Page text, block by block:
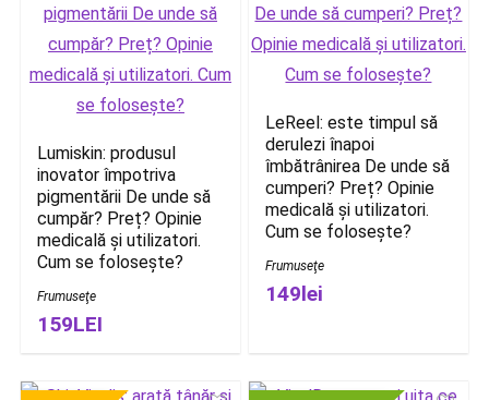
Lumiskin: produsul
inovator împotriva
pigmentării De unde să
cumpăr? Preț? Opinie
medicală și utilizatori.
Cum se folosește?
Frumuseţe
159LEI
LeReel: este timpul să
derulezi înapoi
îmbătrânirea De unde să
cumperi? Preț? Opinie
medicală și utilizatori.
Cum se folosește?
Frumuseţe
149lei